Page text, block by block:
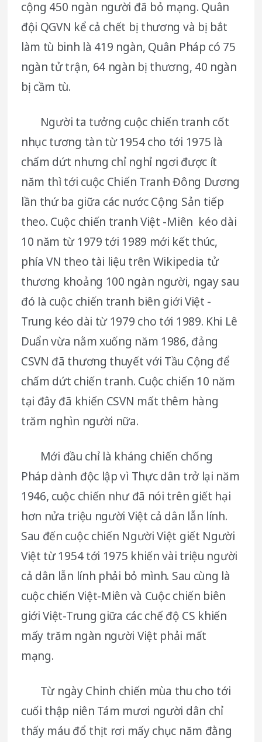
cộng 450 ngàn người đã bỏ mạng. Quân
đội QGVN kể cả chết bị thương và bị bắt
làm tù binh là 419 ngàn, Quân Pháp có 75
ngàn tử trận, 64 ngàn bị thương, 40 ngàn
bị cầm tù.
Người ta tưởng cuộc chiến tranh cốt
nhục tương tàn từ 1954 cho tới 1975 là
chấm dứt nhưng chỉ nghỉ ngơi được ít
năm thì tới cuộc Chiến Tranh Đông Dương
lần thứ ba giữa các nước Cộng Sản tiếp
theo. Cuộc chiến tranh Việt -Miên kéo dài
10 năm từ 1979 tới 1989 mới kết thúc,
phía VN theo tài liệu trên Wikipedia tử
thương khoảng 100 ngàn người, ngay sau
đó là cuộc chiến tranh biên giới Việt -
Trung kéo dài từ 1979 cho tới 1989. Khi Lê
Duẩn vừa nằm xuống năm 1986, đảng
CSVN đã thương thuyết với Tầu Cộng để
chấm dứt chiến tranh. Cuộc chiến 10 năm
tại đây đã khiến CSVN mất thêm hàng
trăm nghìn người nữa.
Mới đầu chỉ là kháng chiến chống
Pháp dành độc lập vì Thực dân trở lại năm
1946, cuộc chiến như đã nói trên giết hại
hơn nửa triệu người Việt cả dân lẫn lính.
Sau đến cuộc chiến Người Việt giết Người
Việt từ 1954 tới 1975 khiến vài triệu người
cả dân lẫn lính phải bỏ mình. Sau cùng là
cuộc chiến Việt-Miên và Cuộc chiến biên
giới Việt-Trung giữa các chế độ CS khiến
mấy trăm ngàn người Việt phải mất
mạng.
Từ ngày Chinh chiến mùa thu cho tới
cuối thập niên Tám mươi người dân chỉ
thấy máu đổ thịt rơi mấy chục năm đằng